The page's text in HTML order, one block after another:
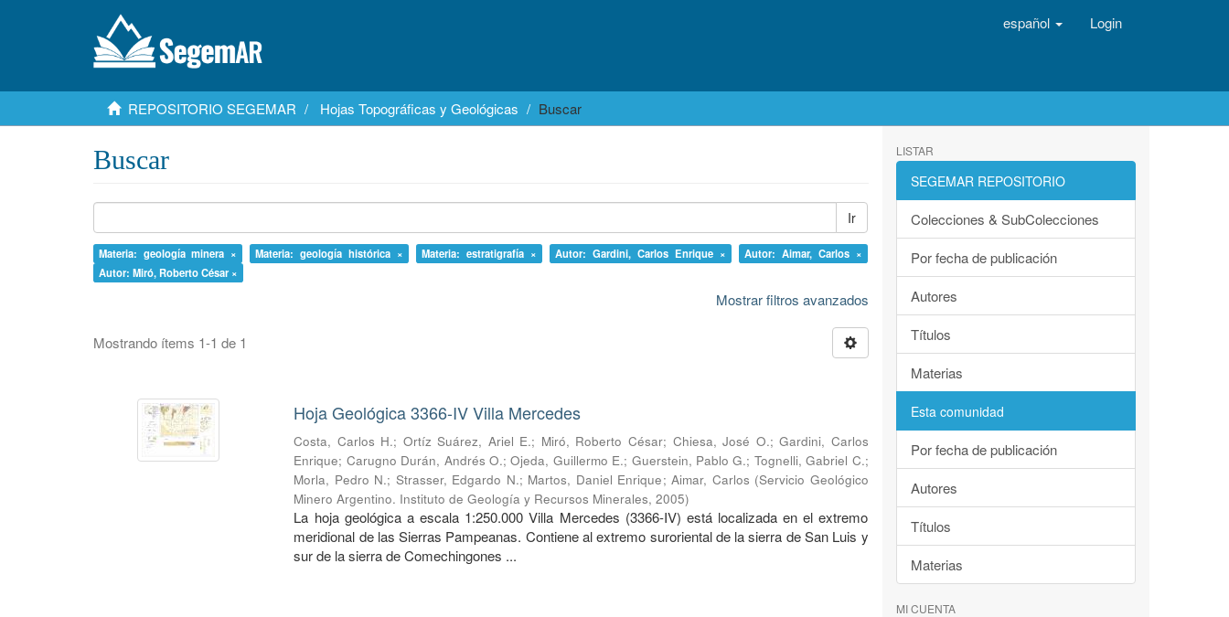
español Login
REPOSITORIO SEGEMAR Hojas Topográficas y Geológicas Buscar
Buscar
Ir
Materia: geología minera × Materia: geología histórica × Materia: estratigrafía × Autor: Gardini, Carlos Enrique ×
Autor: Aimar, Carlos ×
Autor: Miró, Roberto César ×
Mostrar filtros avanzados
Mostrando ítems 1-1 de 1
Hoja Geológica 3366-IV Villa Mercedes
Costa, Carlos H.; Ortíz Suárez, Ariel E.; Miró, Roberto César; Chiesa, José O.;Gardini, Carlos
Enrique; Carugno Durán, Andrés O.;Ojeda, Guillermo E.; Guerstein, Pablo G.; Tognelli, Gabriel C.;
Morla, Pedro N.; Strasser, Edgardo N.; Martos, Daniel Enrique;Aimar, Carlos (Servicio Geológico
Minero Argentino. Instituto de Geología y Recursos Minerales,2005)
La hoja geológica a escala 1:250.000 Villa Mercedes (3366-IV) está localizada en el extremo
meridional de las Sierras Pampeanas. Contiene al extremo suroriental de la sierra de San Luis y
sur de la sierra de Comechingones ...
LISTAR
SEGEMAR REPOSITORIO
Colecciones & SubColecciones
Por fecha de publicación
Autores
Títulos
Materias
Esta comunidad
Por fecha de publicación
Autores
Títulos
Materias
MI CUENTA